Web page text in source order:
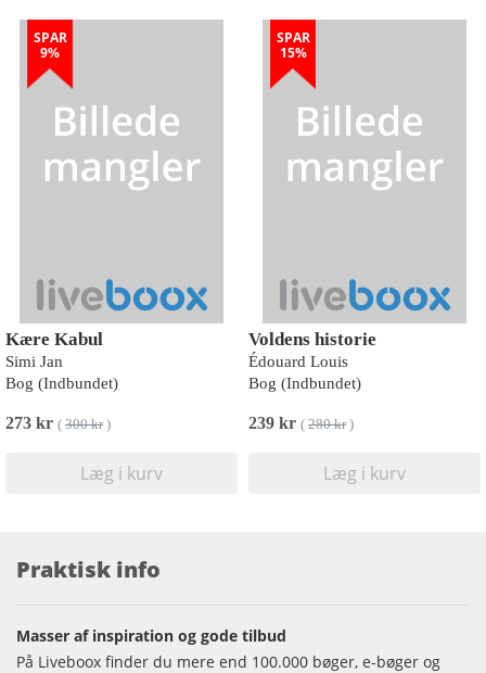
SPAR
9%
Kære Kabul
Simi Jan
Bog (Indbundet)
273 kr ( 300 kr)
Læg i kurv
SPAR
15%
Voldens historie
Édouard Louis
Bog (Indbundet)
239 kr ( 280 kr)
Læg i kurv
Praktisk info
Masser af inspiration og gode tilbud
På Liveboox finder du mere end 100.000 bøger, e-bøger og